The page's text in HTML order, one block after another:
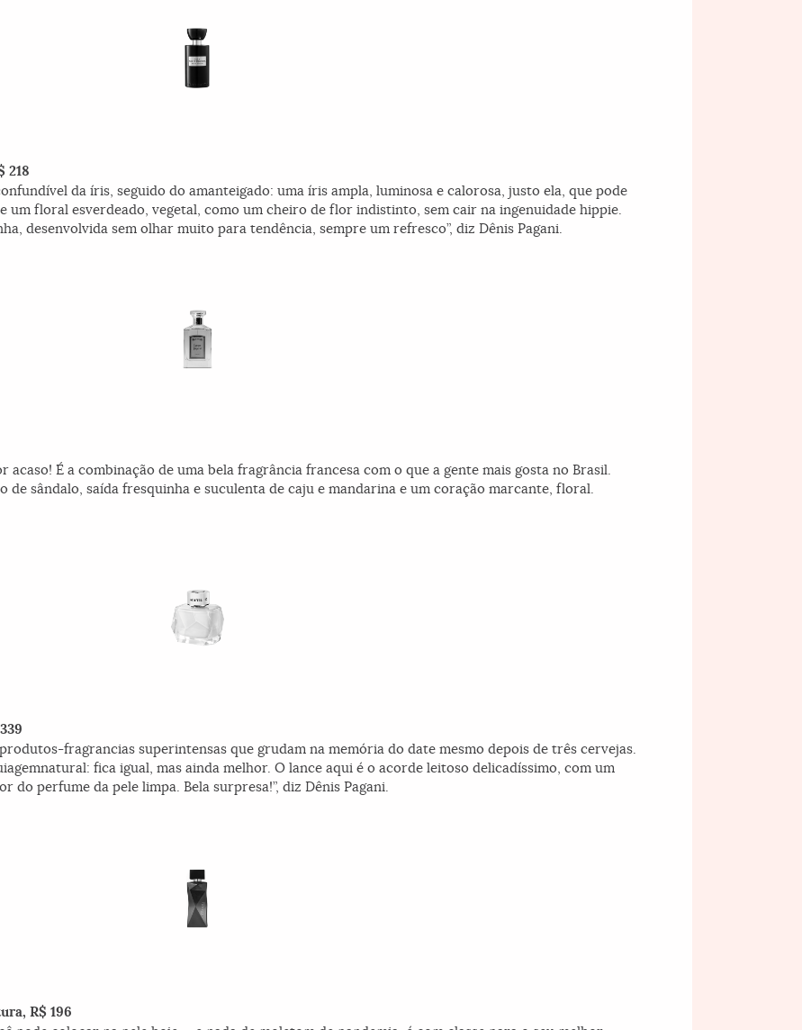
218
da íris, seguido do amanteigado: uma íris ampla, luminosa e calorosa, justo ela, que pode
um floral esverdeado, vegetal, como um cheiro de flor indistinto, sem cair na ingenuidade hippie.
desenvolvida sem olhar muito para tendência, sempre um refresco”, diz Dênis Pagani.
acaso! É a combinação de uma bela fragrância francesa com o que a gente mais gosta no Brasil.
de sândalo, saída fresquinha e suculenta de caju e mandarina e um coração marcante, floral.
fragrancias superintensas que grudam na memória do date mesmo depois de três cervejas.
fica igual, mas ainda melhor. O lance aqui é o acorde leitoso delicadíssimo, com um
do perfume da pele limpa. Bela surpresa!”, diz Dênis Pagani.
R$ 196